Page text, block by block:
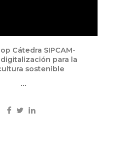
Cátedra SIPCAM-
digitalización para la
sostenible
...